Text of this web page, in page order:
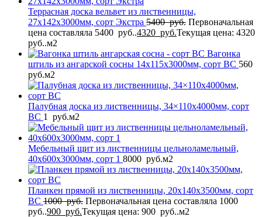
Террасная доска вельвет из лиственницы,
27x142x3000мм, сорт Экстра 5400руб. Первоначальная
цена составляла 5400 руб..4320 руб.Текущая цена: 4320
руб..м2
Вагонка
штиль из ангарской сосны 14x115x3000мм, сорт BC 560
руб.м2
Палубная доска из лиственницы, 34×110x4000мм, сорт
BC 1 руб.м2
Мебельный щит из лиственницы цельноламельный,
40x600x3000мм, сорт 1 8000 руб.м2
Планкен прямой из лиственницы, 20x140x3500мм, сорт
BС 1000руб. Первоначальная цена составляла 1000
руб..900 руб.Текущая цена: 900 руб..м2